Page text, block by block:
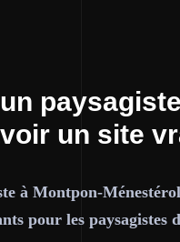
un site
à Montpon-
pour les paysagistes